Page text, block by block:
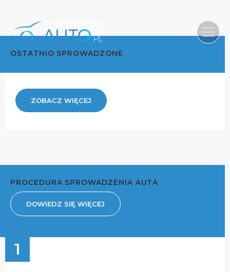
OSTATNIO SPROWADZONE
ZOBACZ WIĘCEJ
PROCEDURA SPROWADZENIA AUTA
DOWIEDZ SIĘ WIĘCEJ
1